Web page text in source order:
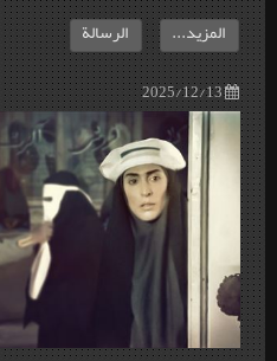
2025/12/13
المزيد... الرسالة